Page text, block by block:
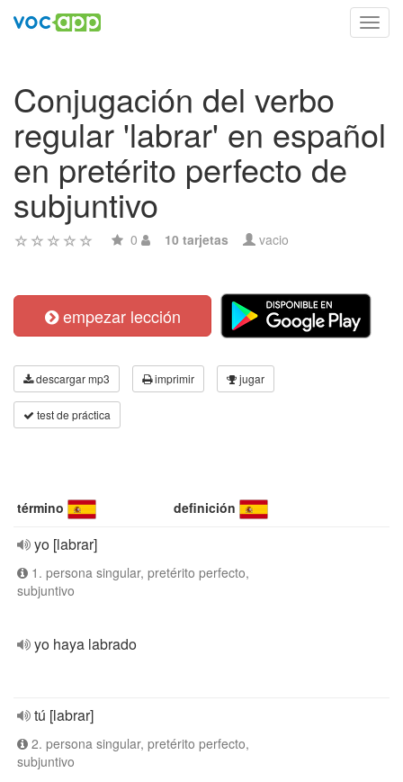
Conjugación del verbo
regular 'labrar' en español
en pretérito perfecto de
subjuntivo
0 10 tarjetas vacio
empezar lección
descargar mp3 imprimir jugar
test de práctica
término definición
yo [labrar]
1. persona singular, pretérito perfecto,
subjuntivo
yo haya labrado
tú [labrar]
2. persona singular, pretérito perfecto,
subjuntivo